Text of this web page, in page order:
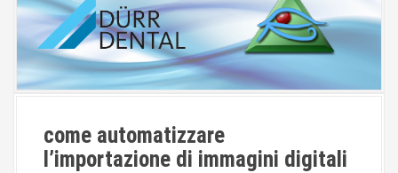
come automatizzare
l’importazione di immagini digitali